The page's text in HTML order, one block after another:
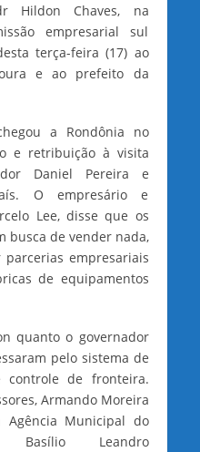
Hildon Chaves, na
empresarial sul
terça-feira (17) ao
e ao prefeito da
a Rondônia no
e retribuição à visita
Daniel Pereira e
O empresário e
Lee, disse que os
busca de vender nada,
empresariais
de equipamentos
quanto o governador
pelo sistema de
controle de fronteira.
Armando Moreira
Agência Municipal do
Basílio Leandro